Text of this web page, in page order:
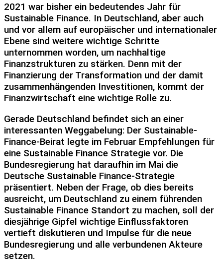
2021 war bisher ein bedeutendes Jahr für
Sustainable Finance. In Deutschland, aber auch
und vor allem auf europäischer und internationaler
Ebene sind weitere wichtige Schritte
unternommen worden, um nachhaltige
Finanzstrukturen zu stärken. Denn mit der
Finanzierung der Transformation und der damit
zusammenhängenden Investitionen, kommt der
Finanzwirtschaft eine wichtige Rolle zu.
Gerade Deutschland befindet sich an einer
interessanten Weggabelung: Der Sustainable-
Finance-Beirat legte im Februar Empfehlungen für
eine Sustainable Finance Strategie vor. Die
Bundesregierung hat daraufhin im Mai die
Deutsche Sustainable Finance-Strategie
präsentiert. Neben der Frage, ob dies bereits
ausreicht, um Deutschland zu einem führenden
Sustainable Finance Standort zu machen, soll der
diesjährige Gipfel wichtige Einflussfaktoren
vertieft diskutieren und Impulse für die neue
Bundesregierung und alle verbundenen Akteure
setzen.